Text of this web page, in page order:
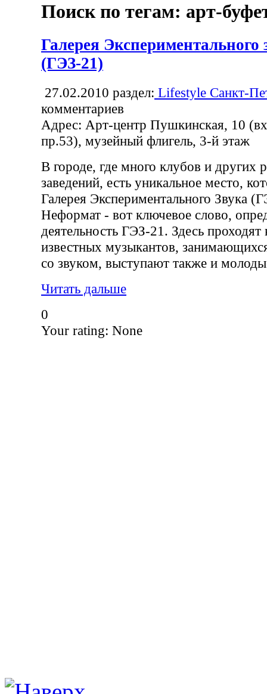
Поиск по тегам: арт-
Галерея Экспериментального
(ГЭЗ-21)
27.02.2010 раздел: Lifestyle Санкт-
комментариев
Адрес: Арт-центр Пушкинская, 10
пр.53), музейный флигель, 3-й этаж
В городе, где много клубов и других
заведений, есть уникальное место,
Галерея Экспериментального Звука
Неформат - вот ключевое слово,
деятельность ГЭЗ-21. Здесь проходят
известных музыкантов,
со звуком, выступают также и
Читать дальше
0
Your rating: None